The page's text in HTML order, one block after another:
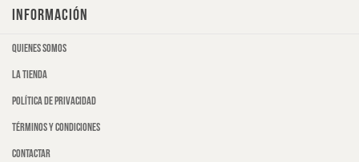
INFORMACIÓN
Quienes somos
La tienda
Política de privacidad
Términos y condiciones
Contactar